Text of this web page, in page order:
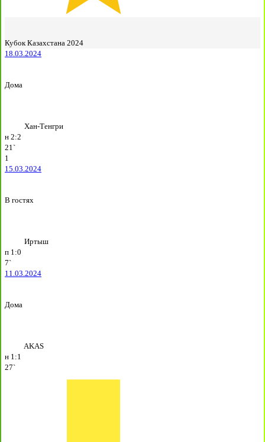
Кубок Казахстана 2024
18.03.2024
Дома
Хан-Тенгри
н 2:2
21`
1
15.03.2024
В гостях
Иртыш
п 1:0
7`
11.03.2024
Дома
AKAS
н 1:1
27`